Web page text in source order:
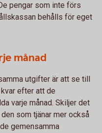
pengar som inte förs
behålls för eget
månad
utgifter är att se till
efter att de
varje månad. Skiljer det
som tjänar mer också
gemensamma